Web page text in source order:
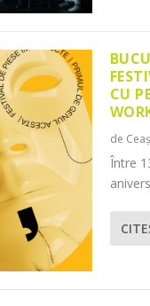
CU
de
Între